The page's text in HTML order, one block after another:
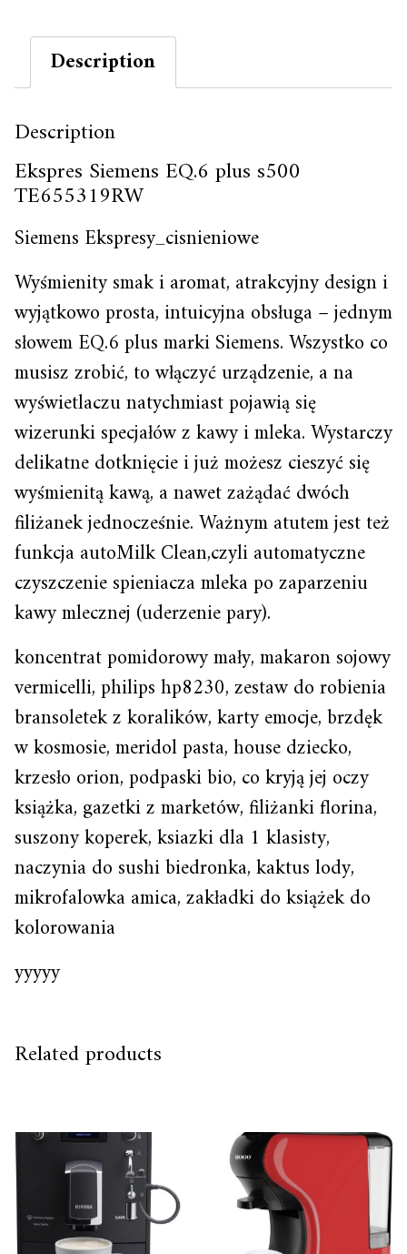
Description
Description
Ekspres Siemens EQ.6 plus s500
TE655319RW
Siemens Ekspresy_cisnieniowe
Wyśmienity smak i aromat, atrakcyjny design i
wyjątkowo prosta, intuicyjna obsługa – jednym
słowem EQ.6 plus marki Siemens. Wszystko co
musisz zrobić, to włączyć urządzenie, a na
wyświetlaczu natychmiast pojawią się
wizerunki specjałów z kawy i mleka. Wystarczy
delikatne dotknięcie i już możesz cieszyć się
wyśmienitą kawą, a nawet zażądać dwóch
filiżanek jednocześnie. Ważnym atutem jest też
funkcja autoMilk Clean,czyli automatyczne
czyszczenie spieniacza mleka po zaparzeniu
kawy mlecznej (uderzenie pary).
koncentrat pomidorowy mały, makaron sojowy
vermicelli, philips hp8230, zestaw do robienia
bransoletek z koralików, karty emocje, brzdęk
w kosmosie, meridol pasta, house dziecko,
krzesło orion, podpaski bio, co kryją jej oczy
książka, gazetki z marketów, filiżanki florina,
suszony koperek, ksiazki dla 1 klasisty,
naczynia do sushi biedronka, kaktus lody,
mikrofalowka amica, zakładki do książek do
kolorowania
yyyyy
Related products